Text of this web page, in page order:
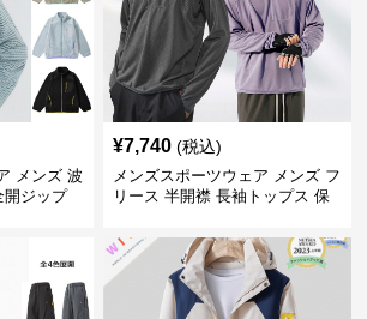
メンズ 波
開ジップ
¥7,740 (税込)
メンズスポーツウェア メンズ フ
リース 半開襟 長袖トップス 保